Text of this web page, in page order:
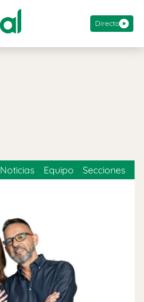
Directo
Noticias Equipo Secciones